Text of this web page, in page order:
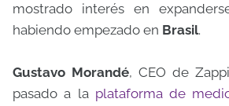
mostrado interés en
habiendo empezado en Brasil.
Gustavo Morandé, CEO de
pasado a la plataforma de